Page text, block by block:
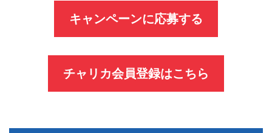
キャンペーンに応募する
チャリカ会員登録はこちら